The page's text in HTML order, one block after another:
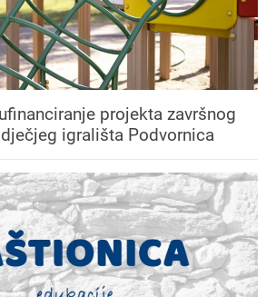
projekta završnog
igrališta Podvornica